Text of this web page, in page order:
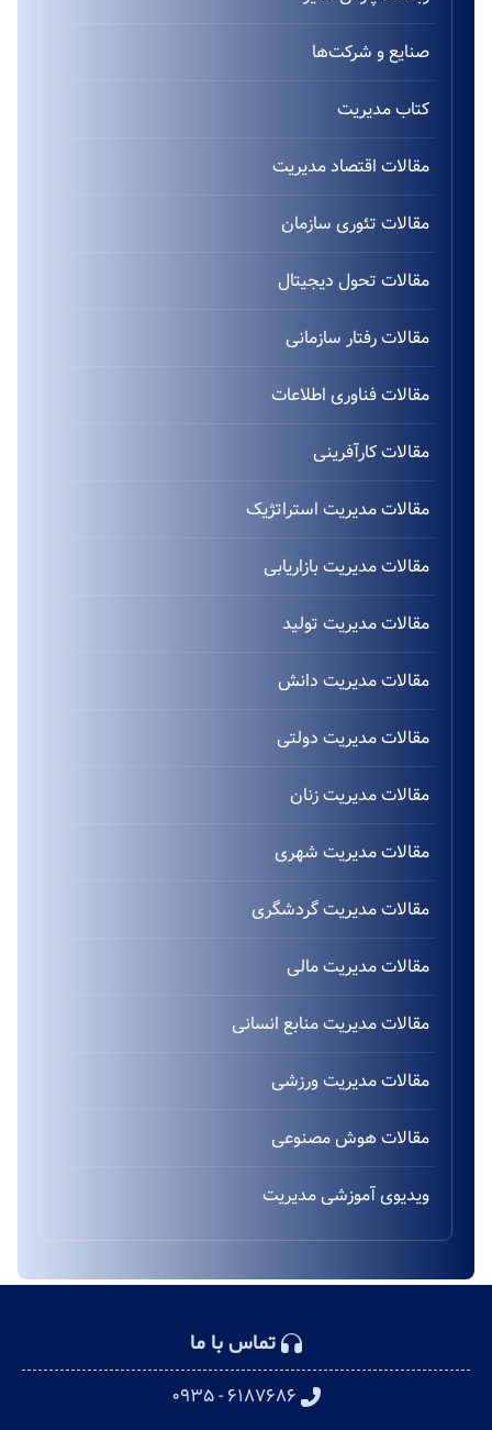
صنایع و شرکت‌ها
کتاب مدیریت
مقالات اقتصاد مدیریت
مقالات تئوری سازمان
مقالات تحول دیجیتال
مقالات رفتار سازمانی
مقالات فناوری اطلاعات
مقالات کارآفرینی
مقالات مدیریت استراتژیک
مقالات مدیریت بازاریابی
مقالات مدیریت تولید
مقالات مدیریت دانش
مقالات مدیریت دولتی
مقالات مدیریت زنان
مقالات مدیریت شهری
مقالات مدیریت گردشگری
مقالات مدیریت مالی
مقالات مدیریت منابع انسانی
مقالات مدیریت ورزشی
مقالات هوش مصنوعی
ویدیوی آموزشی مدیریت
تماس با ما
۶۱۸۷۶۸۶ - ۰۹۳۵